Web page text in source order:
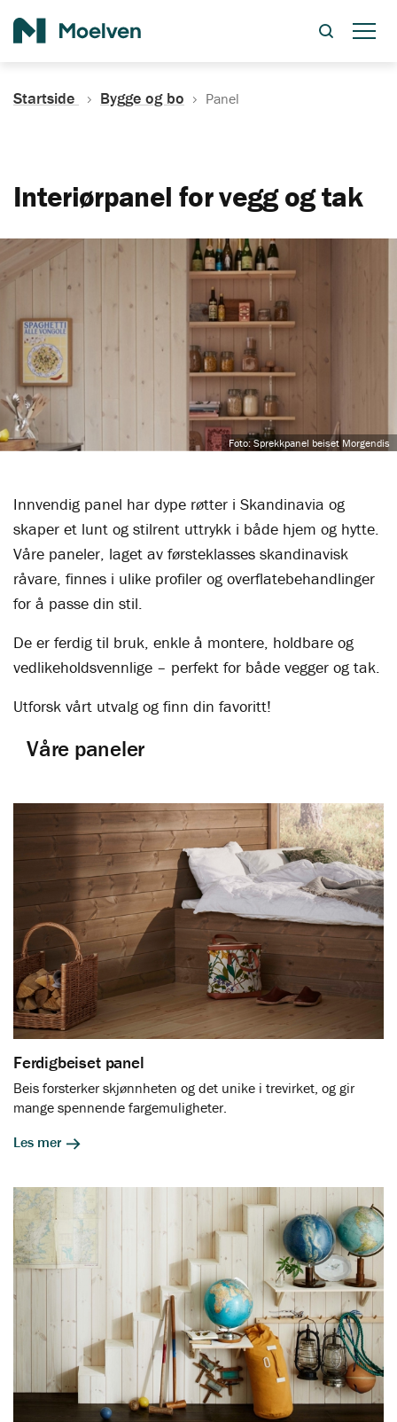
Startside Bygge og bo Panel
Interiørpanel for vegg og tak
Foto: Sprekkpanel beiset Morgendis
Innvendig panel har dype røtter i Skandinavia og
skaper et lunt og stilrent uttrykk i både hjem og hytte.
Våre paneler, laget av førsteklasses skandinavisk
råvare, finnes i ulike profiler og overflatebehandlinger
for å passe din stil.
De er ferdig til bruk, enkle å montere, holdbare og
vedlikeholdsvennlige – perfekt for både vegger og tak.
Utforsk vårt utvalg og finn din favoritt!
Våre paneler
Ferdigbeiset panel
Beis forsterker skjønnheten og det unike i trevirket, og gir
mange spennende fargemuligheter.
Les mer